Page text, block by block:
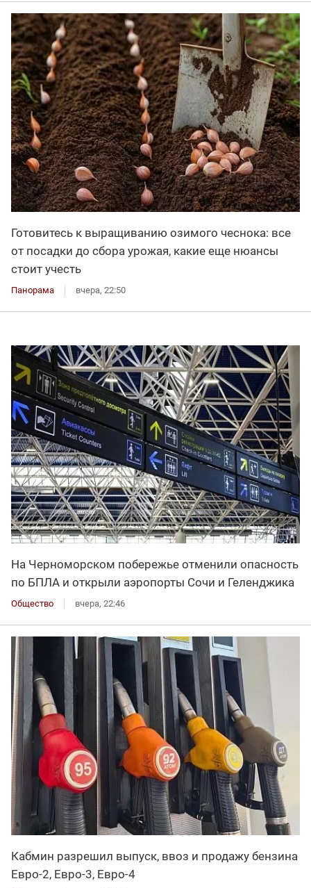
Готовитесь к выращиванию озимого чеснока: все
от посадки до сбора урожая, какие еще нюансы
стоит учесть
Панорама вчера, 22:50
На Черноморском побережье отменили опасность
по БПЛА и открыли аэропорты Сочи и Геленджика
Общество вчера, 22:46
Кабмин разрешил выпуск, ввоз и продажу бензина
Евро-2, Евро-3, Евро-4